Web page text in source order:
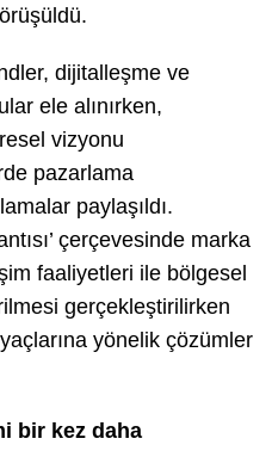
dijitalleşme ve
ele alınırken,
vizyonu
pazarlama
paylaşıldı.
çerçevesinde marka
faaliyetleri ile bölgesel
gerçekleştirilirken
yönelik çözümler
bir kez daha